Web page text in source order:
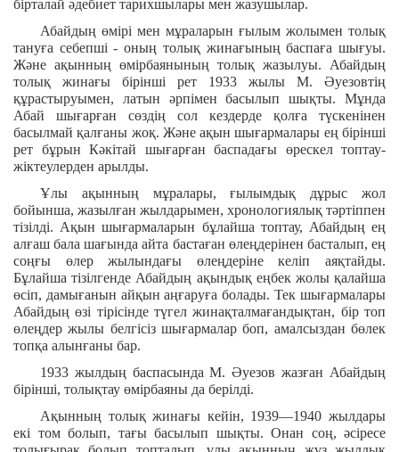
бірталай әдебиет тарихшылары мен жазушылар.
Абайдың өмірі мен мұраларын ғылым жолымен толық
тануға себепші - оның толық жинағының баспаға шығуы.
Және ақынның өмірбаянының толық жазылуы. Абайдың
толық жинағы бірінші рет 1933 жылы М. Әуезовтің
құрастыруымен, латын әрпімен басылып шықты. Мұнда
Абай шығарған сөздің сол кездерде қолға түскенінен
басылмай қалғаны жоқ. Және ақын шығармалары ең бірінші
рет бұрын Кәкітай шығарған баспадағы өрескел топтау-
жіктеулерден арылды.
Ұлы ақынның мұралары, ғылымдық дұрыс жол
бойынша, жазылған жылдарымен, хронологиялық тәртіппен
тізілді. Ақын шығармаларын бұлайша топтау, Абайдың ең
алғаш бала шағында айта бастаған өлеңдерінен басталып, ең
соңғы өлер жылындағы өлеңдеріне келіп аяқтайды.
Бұлайша тізілгенде Абайдың ақындық еңбек жолы қалайша
өсіп, дамығанын айқын аңғаруға болады. Тек шығармалары
Абайдың өзі тірісінде түгел жинақталмағандықтан, бір топ
өлеңдер жылы белгісіз шығармалар боп, амалсыздан бөлек
топқа алынғаны бар.
1933 жылдың баспасында М. Әуезов жазған Абайдың
бірінші, толықтау өмірбаяны да берілді.
Ақынның толық жинағы кейін, 1939—1940 жылдары
екі том болып, тағы басылып шықты. Онан соң, әсіресе